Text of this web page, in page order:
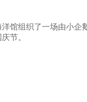
组织了一场由小企
节。